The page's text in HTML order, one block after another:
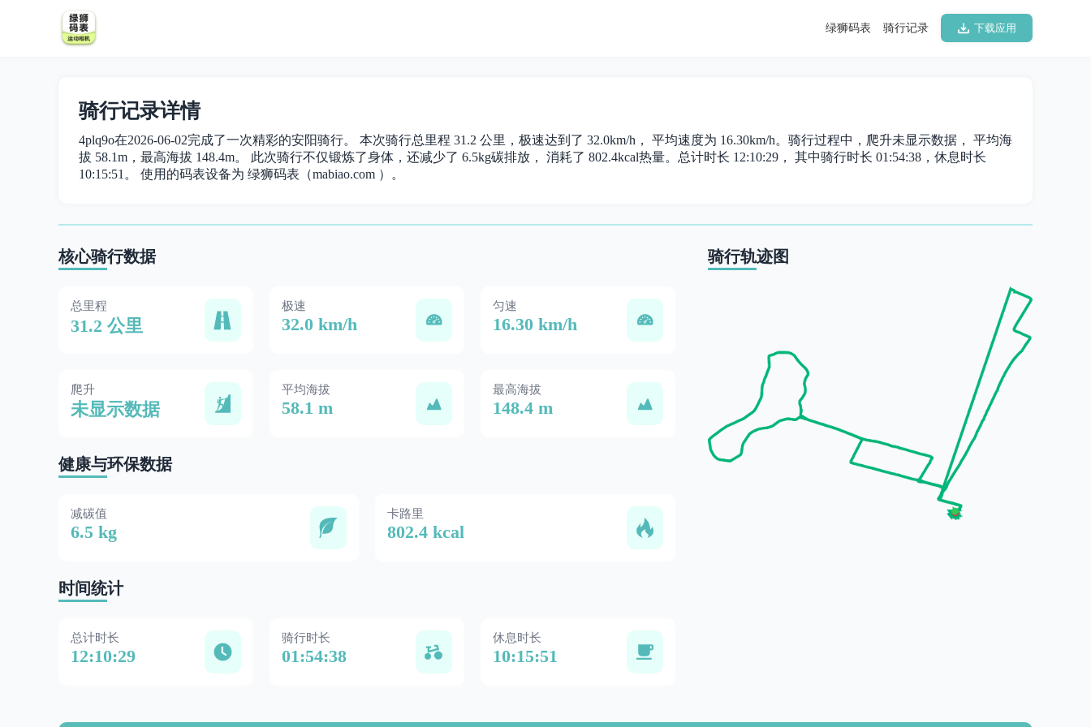
下载应用
骑行记录
绿狮码表
骑行记录详情
4plq9o在2026-06-02完成了一次精彩的安阳骑行。 本次骑行总里程 31.2 公里，极速达到了 32.0km/h， 平均速度为 16.30km/h。骑行过程中，爬升未显示数据， 平均海
拔 58.1m，最高海拔 148.4m。 此次骑行不仅锻炼了身体，还减少了 6.5kg碳排放， 消耗了 802.4kcal热量。总计时长 12:10:29， 其中骑行时长 01:54:38，休息时长
10:15:51。 使用的码表设备为 绿狮码表（mabiao.com ）。
核心骑行数据
总里程
31.2 公里
极速
32.0 km/h
匀速
16.30 km/h
爬升
未显示数据
平均海拔
58.1 m
最高海拔
148.4 m
健康与环保数据
减碳值
6.5 kg
卡路里
802.4 kcal
时间统计
总计时长
12:10:29
骑行时长
01:54:38
休息时长
10:15:51
骑行轨迹图